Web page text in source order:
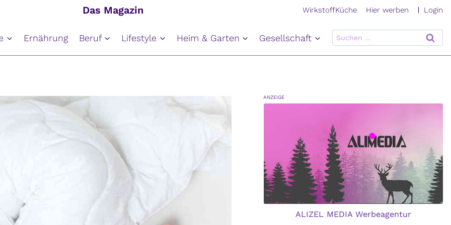
Das Magazin WirkstoffKüche Hier werben Login
Ernährung Beruf Lifestyle Heim & Garten Gesellschaft
Suchen
nach:
ANZEIGE
ALIZEL MEDIA Werbeagentur